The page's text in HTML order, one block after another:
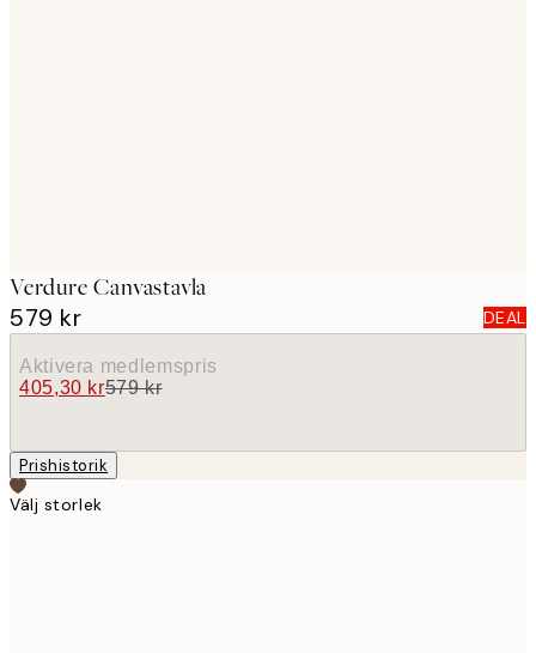
Verdure Canvastavla
579 kr DEAL
Aktivera medlemspris
405,30 kr579 kr
Prishistorik
Välj storlek